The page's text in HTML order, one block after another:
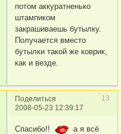
потом аккуратненько
штампиком
закрашиваешь бутылку.
Получается вместо
бутылки такой же коврик,
как и везде.
Поделиться
13
2008-05-23 12:39:17
Спасибо!!
а я всё